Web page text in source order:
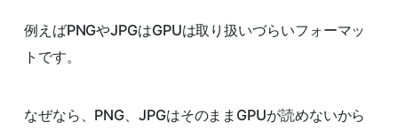
例えばPNGやJPGはGPUは取り扱いづらいフォーマッ
トです。
なぜなら、PNG、JPGはそのままGPUが読めないから